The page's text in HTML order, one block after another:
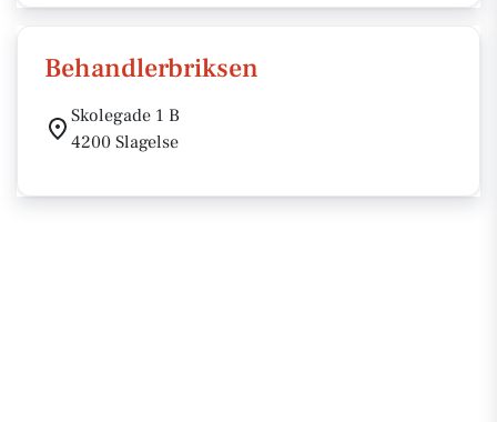
Behandlerbriksen
Skolegade 1 B
4200 Slagelse